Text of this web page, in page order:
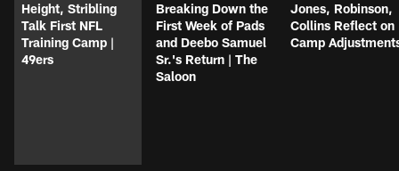
Height, Stribling
Talk First NFL
Training Camp |
49ers
Breaking Down the
First Week of Pads
and Deebo Samuel
Sr.'s Return | The
Saloon
Jones, Robinson,
Collins Reflect on
Camp